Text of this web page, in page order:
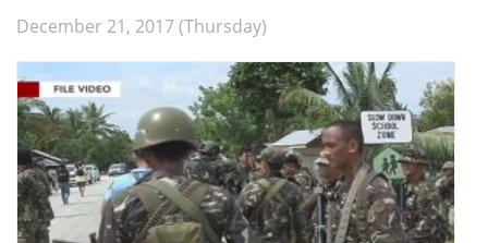
December 21, 2017 (Thursday)